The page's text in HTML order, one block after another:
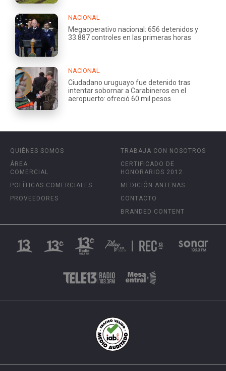
NACIONAL
Megaoperativo nacional: 656 detenidos y
33.887 controles en las primeras horas
NACIONAL
Ciudadano uruguayo fue detenido tras
intentar sobornar a Carabineros en el
aeropuerto: ofreció 60 mil pesos
QUIÉNES SOMOS
ÁREA
COMERCIAL
POLÍTICAS COMERCIALES
PROVEEDORES
TRABAJA CON NOSOTROS
CERTIFICADO DE
HONORARIOS 2012
MEDICIÓN ANTENAS
CONTACTO
BRANDED CONTENT